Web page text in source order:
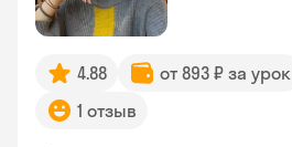
4.88 от 893 ₽ за урок
1 отзыв